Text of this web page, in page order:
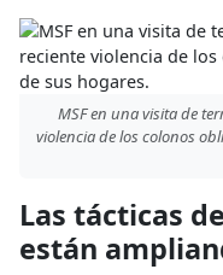
MSF en una visita de
violencia de los colonos
Las tácticas
están